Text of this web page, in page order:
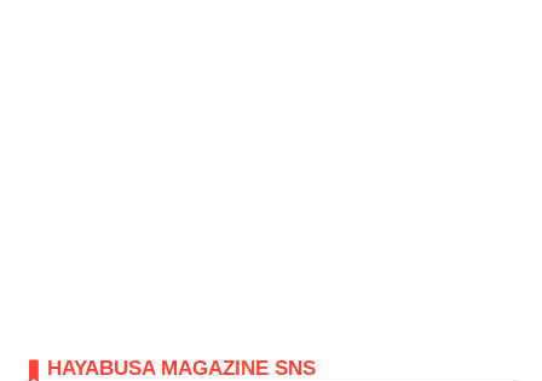
HAYABUSA MAGAZINE SNS